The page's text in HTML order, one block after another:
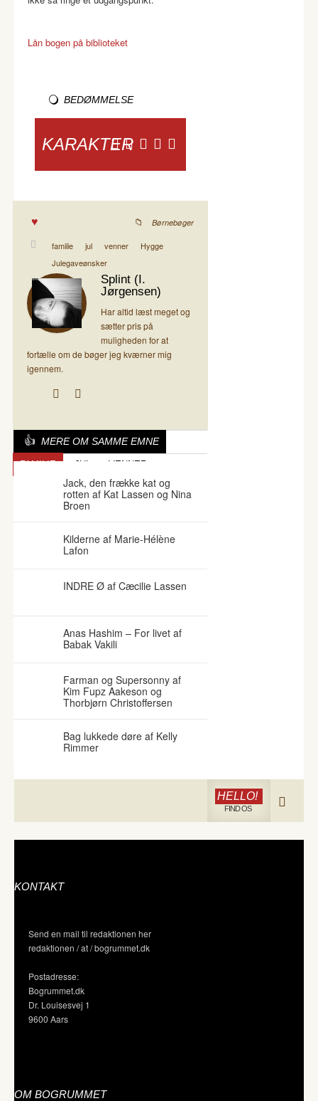
Lån bogen på biblioteket
BEDØMMELSE
KARAKTER
Børnebøger
familie jul venner
Hygge
Julegaveønsker
Splint (I.
Jørgensen)
Har altid læst meget og
sætter pris på
muligheden for at
fortælle om de bøger jeg kværner mig
igennem.
MERE OM SAMME EMNE
FAMILIE JUL VENNER
Jack, den frække kat og
rotten af Kat Lassen og Nina
Broen
Kilderne af Marie-Hélène
Lafon
INDRE Ø af Cæcilie Lassen
Anas Hashim – For livet af
Babak Vakili
Farman og Supersonny af
Kim Fupz Aakeson og
Thorbjørn Christoffersen
Bag lukkede døre af Kelly
Rimmer
HELLO!
FIND OS
KONTAKT
Send en mail til redaktionen her
redaktionen / at / bogrummet.dk
Postadresse:
Bogrummet.dk
Dr. Louisesvej 1
9600 Aars
OM BOGRUMMET